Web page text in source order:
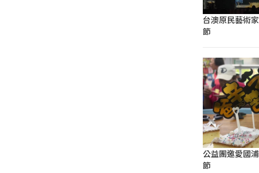
台澳原民藝術
節
公益團邀愛國
節